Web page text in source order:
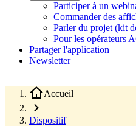
Participer à un
Commander des
Parler du projet (kit
Pour les opérateurs
Partager l'application
Newsletter
Accueil
Dispositif